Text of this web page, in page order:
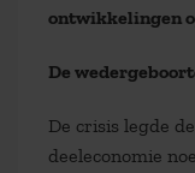
ontwikkelingen
De
De crisis legde
deeleconomie